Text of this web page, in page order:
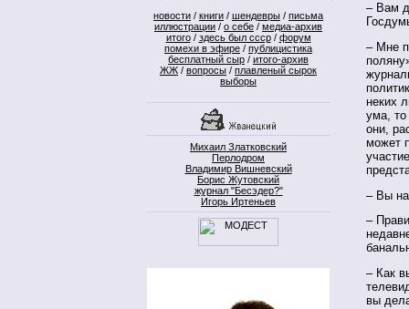
новости / книги / шендевры / письма
иллюстрации / о себе / медиа-архив
итого/ здесь был ссср/ форум
помехи в эфире / публицистика
бесплатный сыр / итого-архив
ЖЖ / вопросы / плавленый сырок
выборы
Михаил Златковский
Перлодром
Владимир Вишневский
Борис Жутовский
журнал "Бесэдер?"
Игорь Иртеньев
– Вам
– Мне
неких
ума, то
они,
может
– Вы
–
– Как
вы